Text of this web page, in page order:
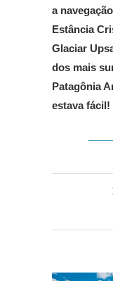
a
Estância
Glaciar
dos mais
Patagônia
estava fácil!